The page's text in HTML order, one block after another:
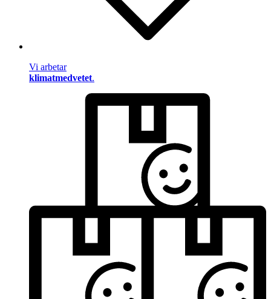
Vi arbetar
klimatmedvetet.